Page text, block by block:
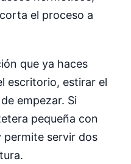
el proceso a
que ya haces
escritorio, estirar el
empezar. Si
pequeña con
permite servir dos